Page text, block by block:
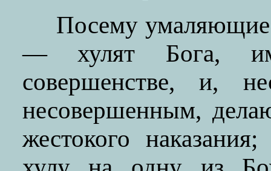
Посему
— хулят Бога,
совершенстве, и,
несовершенным,
жестокого